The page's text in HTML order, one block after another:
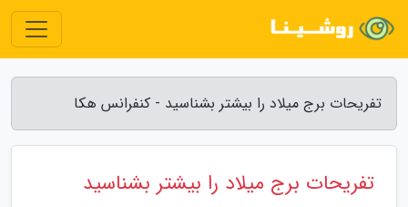
تفریحات برج میلاد را بیشتر بشناسید - کنفرانس هکا
تفریحات برج میلاد را بیشتر بشناسید